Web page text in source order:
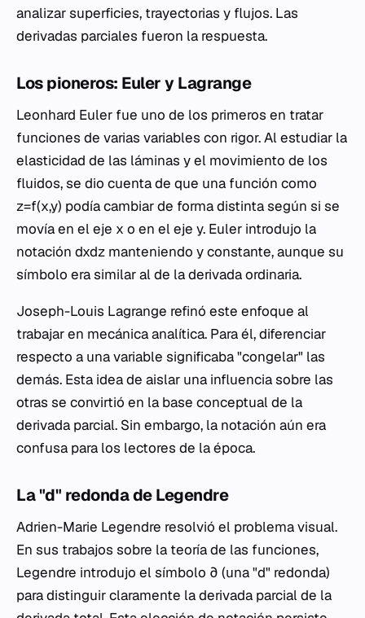
analizar superficies, trayectorias y flujos. Las
derivadas parciales fueron la respuesta.
Los pioneros: Euler y Lagrange
Leonhard Euler fue uno de los primeros en tratar
funciones de varias variables con rigor. Al estudiar la
elasticidad de las láminas y el movimiento de los
fluidos, se dio cuenta de que una función como
z=f(x,y) podía cambiar de forma distinta según si se
movía en el eje x o en el eje y. Euler introdujo la
notación dxdz​ manteniendo y constante, aunque su
símbolo era similar al de la derivada ordinaria.
Joseph-Louis Lagrange refinó este enfoque al
trabajar en mecánica analítica. Para él, diferenciar
respecto a una variable significaba "congelar" las
demás. Esta idea de aislar una influencia sobre las
otras se convirtió en la base conceptual de la
derivada parcial. Sin embargo, la notación aún era
confusa para los lectores de la época.
La "d" redonda de Legendre
Adrien-Marie Legendre resolvió el problema visual.
En sus trabajos sobre la teoría de las funciones,
Legendre introdujo el símbolo ∂ (una "d" redonda)
para distinguir claramente la derivada parcial de la